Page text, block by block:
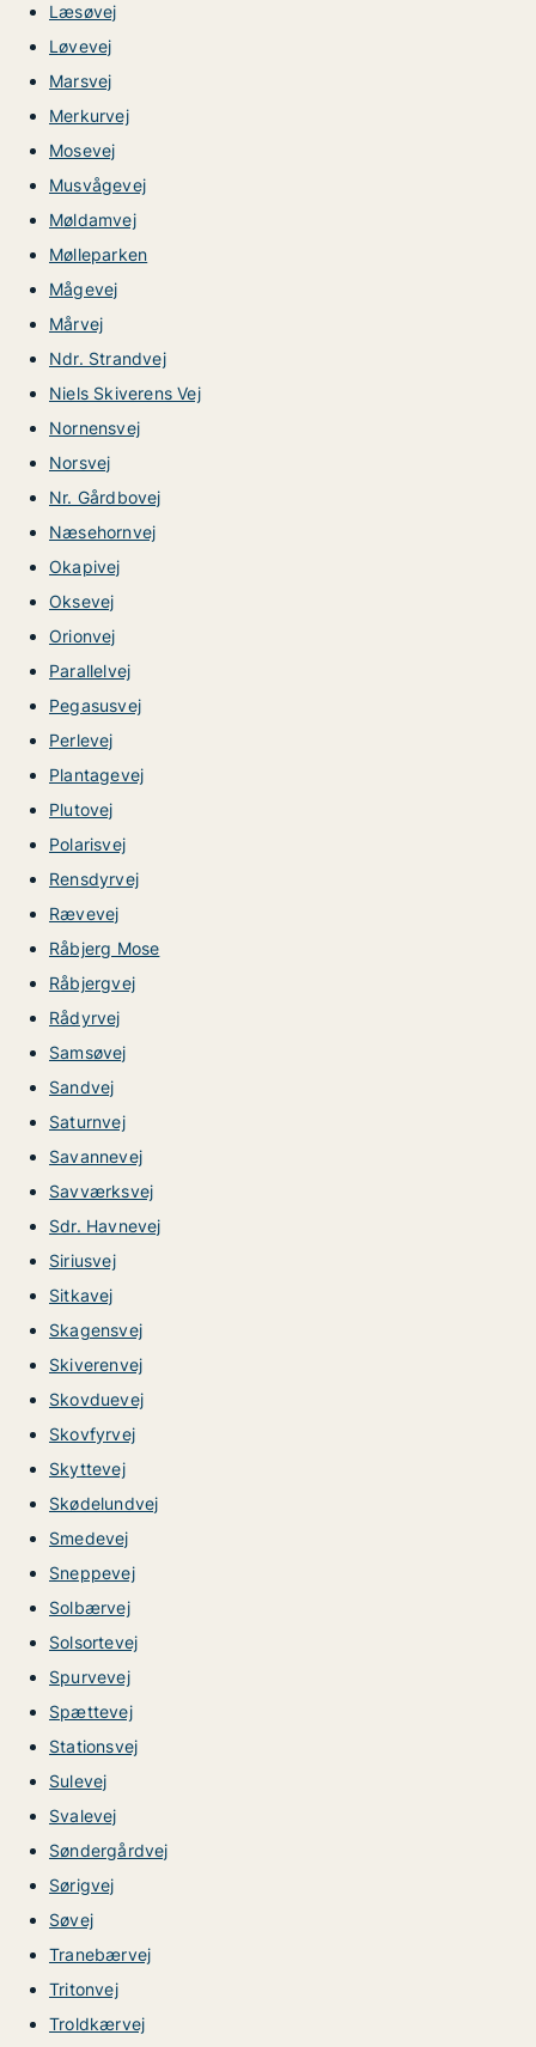
Læsøvej
Løvevej
Marsvej
Merkurvej
Mosevej
Musvågevej
Møldamvej
Mølleparken
Mågevej
Mårvej
Ndr. Strandvej
Niels Skiverens Vej
Nornensvej
Norsvej
Nr. Gårdbovej
Næsehornvej
Okapivej
Oksevej
Orionvej
Parallelvej
Pegasusvej
Perlevej
Plantagevej
Plutovej
Polarisvej
Rensdyrvej
Rævevej
Råbjerg Mose
Råbjergvej
Rådyrvej
Samsøvej
Sandvej
Saturnvej
Savannevej
Savværksvej
Sdr. Havnevej
Siriusvej
Sitkavej
Skagensvej
Skiverenvej
Skovduevej
Skovfyrvej
Skyttevej
Skødelundvej
Smedevej
Sneppevej
Solbærvej
Solsortevej
Spurvevej
Spættevej
Stationsvej
Sulevej
Svalevej
Søndergårdvej
Sørigvej
Søvej
Tranebærvej
Tritonvej
Troldkærvej